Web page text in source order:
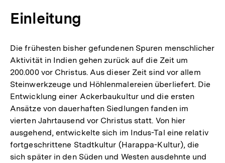
Einleitung
Die frühesten bisher gefundenen Spuren menschlicher
Aktivität in Indien gehen zurück auf die Zeit um
200.000 vor Christus. Aus dieser Zeit sind vor allem
Steinwerkzeuge und Höhlenmalereien überliefert. Die
Entwicklung einer Ackerbaukultur und die ersten
Ansätze von dauerhaften Siedlungen fanden im
vierten Jahrtausend vor Christus statt. Von hier
ausgehend, entwickelte sich im Indus-Tal eine relativ
fortgeschrittene Stadtkultur (Harappa-Kultur), die
sich später in den Süden und Westen ausdehnte und